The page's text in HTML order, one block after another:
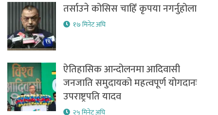
तर्साउने कोसिस चाहिँ कृपया नगर्नुहोला
१७ मिनेट अघि
ऐतिहासिक आन्दोलनमा आदिवासी
जनजाति समुदायको महत्वपूर्ण योगदानः
उपराष्ट्रपति यादव
२५ मिनेट अघि